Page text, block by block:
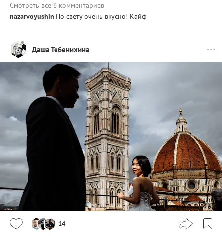
Смотреть все 6 комментариев
nazarvoyushin По свету очень вкусно! Кайф
Даша Тебенихина
14